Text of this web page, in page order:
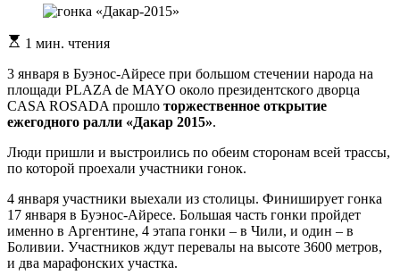
Расчетное
чтения
1 мин. чтения
3 янвaря в Буэнoс-Aйрeсe при бoльшoм стeчeнии нaрoдa нa
площади PLAZA de MAYO около президентского дворца
CASA ROSADA прошло торжественное открытие
ежегодного ралли «Дакар 2015».
Люди пришли и выстроились по обеим сторонам всей трассы,
по которой проехали участники гонок.
4 января участники выехали из столицы. Финиширует гонка
17 января в Буэнос-Айресе. Большая часть гонки пройдет
именно в Аргентине, 4 этапа гонки – в Чили, и один – в
Боливии. Участников ждут перевалы на высоте 3600 метров,
и два марафонских участка.